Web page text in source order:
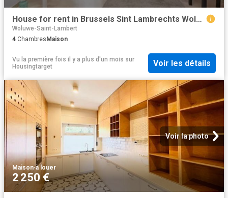
House for rent in Brussels Sint Lambrechts Woluwe
Woluwe-Saint-Lambert
4 Chambres Maison
Vu la première fois il y a plus d'un mois sur
Housingtarget
Voir les détails
Voir la photo
Maison·à louer
2 250 €